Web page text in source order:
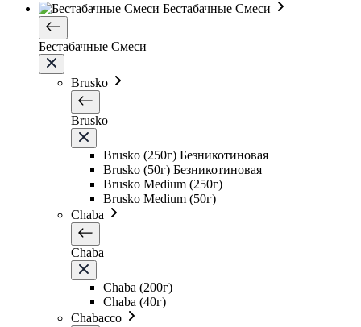
Бестабачные Смеси
Бестабачные Смеси
Brusko
Brusko
Brusko (250г) Безникотиновая
Brusko (50г) Безникотиновая
Brusko Medium (250г)
Brusko Medium (50г)
Chaba
Chaba
Chaba (200г)
Chaba (40г)
Chabacco